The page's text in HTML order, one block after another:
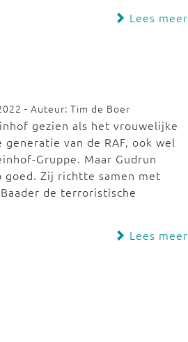
Lees meer
- Auteur: Tim de Boer
gezien als het vrouwelijke
van de RAF, ook wel
Gruppe. Maar Gudrun
goed. Zij richtte samen met
de terroristische
Lees meer